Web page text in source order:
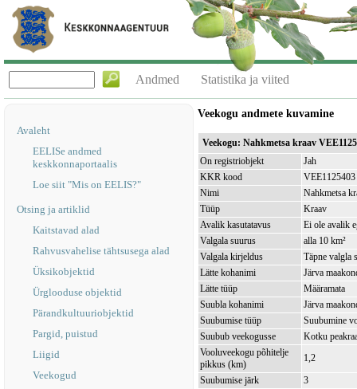
Andmed Statistika ja viited
Avaleht
EELISe andmed
keskkonnaportaalis
Loe siit "Mis on EELIS?"
Otsing ja artiklid
Kaitstavad alad
Rahvusvahelise tähtsusega alad
Üksikobjektid
Ürglooduse objektid
Pärandkultuuriobjektid
Pargid, puistud
Liigid
Veekogud
Veekogu andmete kuvamine
Veekogu: Nahkmetsa kraav
On registriobjekt
Jah
KKR kood
VEE1125403
Nimi
Nahkmetsa
Tüüp
Kraav
Avalik kasutatavus
Ei ole avalik
Valgala suurus
alla 10 km²
Valgala kirjeldus
Täpne valgla
Lätte kohanimi
Järva
Lätte tüüp
Määramata
Suubla kohanimi
Järva
Suubumise tüüp
Suubumine
Suubub veekogusse
Kotku
Vooluveekogu põhitelje
pikkus (km)
1,2
Suubumise järk
3